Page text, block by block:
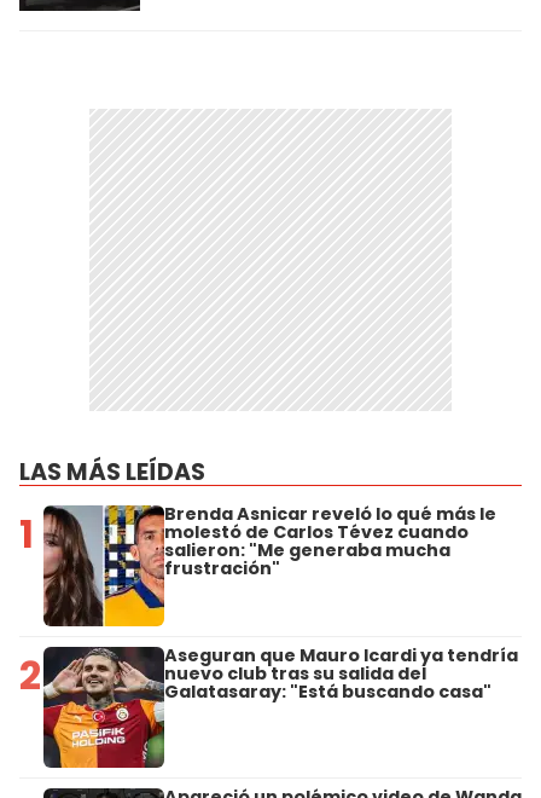
LAS MÁS LEÍDAS
1 Brenda Asnicar reveló lo qué más le
molestó de Carlos Tévez cuando
salieron: "Me generaba mucha
frustración"
2 Aseguran que Mauro Icardi ya tendría
nuevo club tras su salida del
Galatasaray: "Está buscando casa"